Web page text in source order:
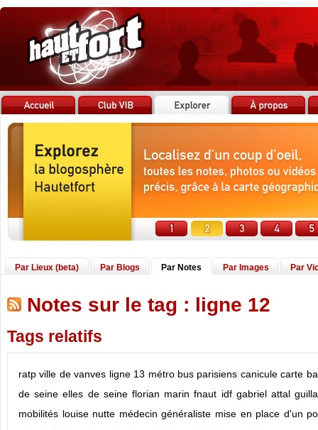
Par Lieux (beta) Par Blogs Par Notes Par Images Par
Notes sur le tag : ligne 12
Tags relatifs
ratp ville de vanves ligne 13 métro bus parisiens canicule carte
de seine elles de seine florian marin fnaut idf gabriel attal
mobilités louise nutte médecin généraliste mise en place d'un